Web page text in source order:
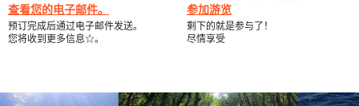
查看您的电子邮件。
预订完成后通过电子邮件发送。
您将收到更多信息☆。
参加游览
剩下的就是参与了！
尽情享受